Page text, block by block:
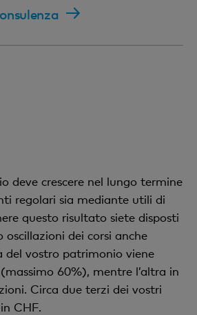
deve crescere nel lungo termine
regolari sia mediante utili di
questo risultato siete disposti
dei corsi anche
del vostro patrimonio viene
60%), mentre l’altra in
Circa due terzi dei vostri
CHF.